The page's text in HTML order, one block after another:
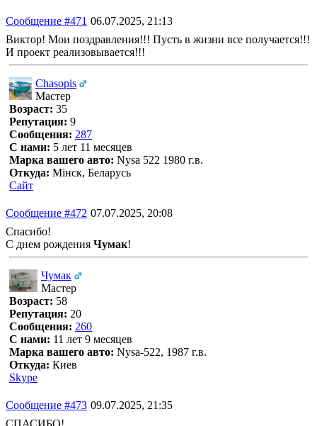
Сообщение #471 06.07.2025, 21:13
Виктор! Мои поздравления!!! Пусть в жизни все получается!!!
И проект реализовывается!!!
Chasopis
Мастер
Возраст: 35
Репутация: 9
Сообщения: 287
С нами: 5 лет 11 месяцев
Марка вашего авто: Nysa 522 1980 г.в.
Откуда: Мінск, Беларусь
Сайт
Сообщение #472 07.07.2025, 20:08
Спасибо!
С днем рождения Чумак!
Чумак
Мастер
Возраст: 58
Репутация: 20
Сообщения: 260
С нами: 11 лет 9 месяцев
Марка вашего авто: Nysa-522, 1987 г.в.
Откуда: Киев
Skype
Сообщение #473 09.07.2025, 21:35
СПАСИБО!